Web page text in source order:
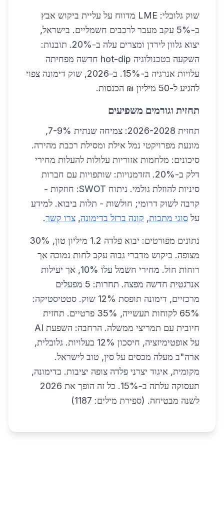
שוק גלובלי: LME מדווח על עליית ביקוש אבץ
ב-5% עקב מעבר לרכבים חשמליים. בישראל,
יצוא גלוון לירדן ומצרים עלה ב-20%. תובנות:
השקעה בטכנולוגיה hot-dip חדשה מפחיתה
עלויות אנרגיה ב-15%. ב-2026, שוק דימונה צפוי
להגיע ל-50 מיליון ₪ הכנסות.
תחזית וגורמים משפיעים
תחזית 2026-2028: צמיחה שנתית 7-9%,
מונעת מפרויקטי נמל אילת ומסילת רכבת מהירה.
סיכונים: מלחמות אזוריות עלולות להעלות מחירי
דלק ב-20%. הזדמנויות: שותפויות עם חברות
סיניות להוזלת גולמי. ניתוח SWOT: חוזקות -
קרבה לשוק דרומי; חולשות - תלות ביבוא. למידע
על סוגי מתכות, קונה ברזל בדימונה, צרו קשר.
נתונים מפורטים: יבוא פלדה 1.2 מיליון טון, 30%
מצופה. ביקוש מדברי גבוה עקב לחות נמוכה אך
רוחות חול. מחירי חשמל עלו 10%, אך יעילות
אנרגטית חדשה מפצה. תחרות: 5 מפעלים
מרכזיים, דימונה תופסת 12% שוק. סטטיסטיקה:
65% לקוחות תעשייה, 35% פרטיים. תחזית
חיובית עם תמריצי ממשלה. הרחבה: השפעת AI
על אופטימיזציה, חיסכון 12% בעלויות. גלובלית,
ארה"ב מעלה מכסים על סין, טוב לישראל.
מקומית, איגוד יצרני פלדה צופה יציבות. בדימונה,
תעסוקה עלתה ב-15%. כל זה הופך את 2026
לשנה מבטיחה. (ספירת מילים: 1187)